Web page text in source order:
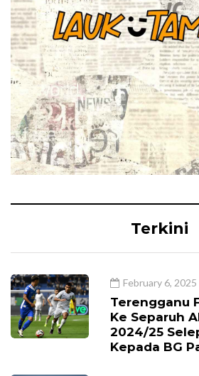
Terkini
February 6, 2025
Terengganu
Ke Separuh
2024/25
Kepada BG